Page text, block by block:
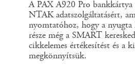
A PAX A920 Pro bankkártya
NTAK adatszolgáltatásért,
nyomtatóhoz, hogy a
része még a SMART
cikkelemes értékesítést és a
megkönnyítsük.